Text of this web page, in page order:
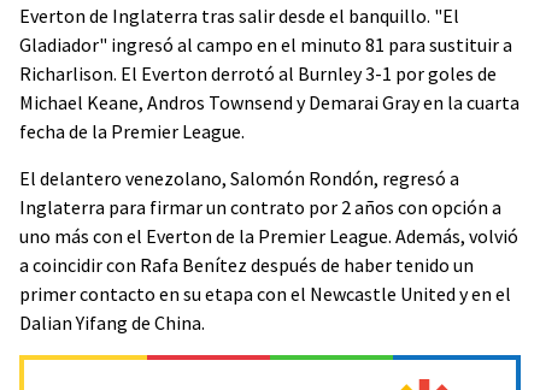
Everton de Inglaterra tras salir desde el banquillo. "El
Gladiador" ingresó al campo en el minuto 81 para sustituir a
Richarlison. El Everton derrotó al Burnley 3-1 por goles de
Michael Keane, Andros Townsend y Demarai Gray en la cuarta
fecha de la Premier League.
El delantero venezolano, Salomón Rondón, regresó a
Inglaterra para firmar un contrato por 2 años con opción a
uno más con el Everton de la Premier League. Además, volvió
a coincidir con Rafa Benítez después de haber tenido un
primer contacto en su etapa con el Newcastle United y en el
Dalian Yifang de China.